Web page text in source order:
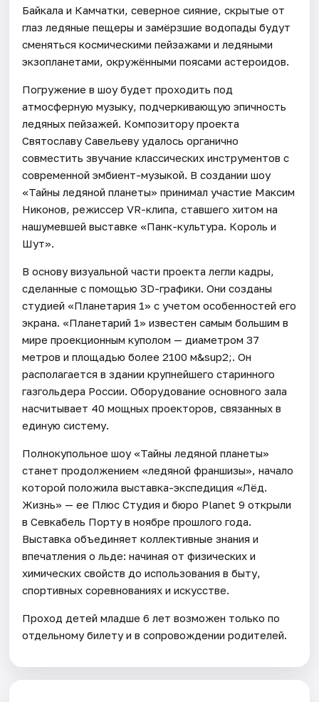
Байкала и Камчатки, северное сияние, скрытые от
глаз ледяные пещеры и замёрзшие водопады будут
сменяться космическими пейзажами и ледяными
экзопланетами, окружёнными поясами астероидов.
Погружение в шоу будет проходить под
атмосферную музыку, подчеркивающую эпичность
ледяных пейзажей. Композитору проекта
Святославу Савельеву удалось органично
совместить звучание классических инструментов с
современной эмбиент-музыкой. В создании шоу
«Тайны ледяной планеты» принимал участие Максим
Никонов, режиссер VR-клипа, ставшего хитом на
нашумевшей выставке «Панк-культура. Король и
Шут».
В основу визуальной части проекта легли кадры,
сделанные с помощью 3D-графики. Они созданы
студией «Планетария 1» с учетом особенностей его
экрана. «Планетарий 1» известен самым большим в
мире проекционным куполом — диаметром 37
метров и площадью более 2100 м&sup2;. Он
располагается в здании крупнейшего старинного
газгольдера России. Оборудование основного зала
насчитывает 40 мощных проекторов, связанных в
единую систему.
Полнокупольное шоу «Тайны ледяной планеты»
станет продолжением «ледяной франшизы», начало
которой положила выставка-экспедиция «Лёд.
Жизнь» — ее Плюс Студия и бюро Planet 9 открыли
в Севкабель Порту в ноябре прошлого года.
Выставка объединяет коллективные знания и
впечатления о льде: начиная от физических и
химических свойств до использования в быту,
спортивных соревнованиях и искусстве.
Проход детей младше 6 лет возможен только по
отдельному билету и в сопровождении родителей.